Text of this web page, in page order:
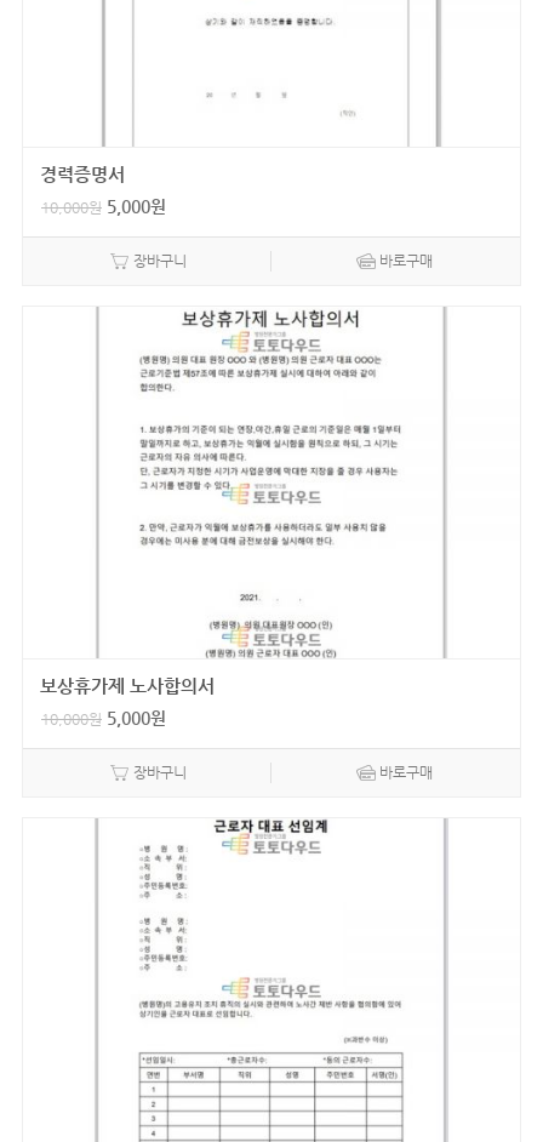
경력증명서
10,000원 5,000원
장바구니 바로구매
보상휴가제 노사합의서
10,000원 5,000원
장바구니 바로구매